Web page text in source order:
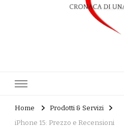
Home
Prodotti & Servizi
iPhone 15: Prezzo e Recensioni